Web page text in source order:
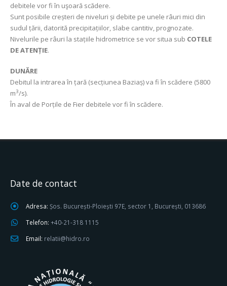
debitele vor fi în uşoară scădere.
Sunt posibile creșteri de niveluri și debite pe unele râuri mici din
sudul țării, datorită precipitațiilor, slabe cantitiv, prognozate.
Nivelurile pe râuri la stațiile hidrometrice se vor situa sub COTELE
DE ATENȚIE.
DUNĂRE
Debitul la intrarea în țară (secțiunea Baziaș) va fi în scădere (5800
m3/s).
În aval de Porțile de Fier debitele vor fi în scădere.
Date de contact
Adresa: Șos. București-Ploiești 97E, sector 1, București, 013686
Telefon: +40-21-318 1115
Email: relatii@hidro.ro